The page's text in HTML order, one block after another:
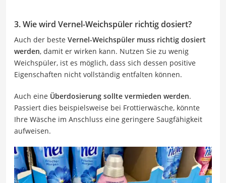
3. Wie wird Vernel-Weichspüler richtig dosiert?
Auch der beste Vernel-Weichspüler muss richtig dosiert
werden, damit er wirken kann. Nutzen Sie zu wenig
Weichspüler, ist es möglich, dass sich dessen positive
Eigenschaften nicht vollständig entfalten können.
Auch eine Überdosierung sollte vermieden werden.
Passiert dies beispielsweise bei Frottierwäsche, könnte
Ihre Wäsche im Anschluss eine geringere Saugfähigkeit
aufweisen.